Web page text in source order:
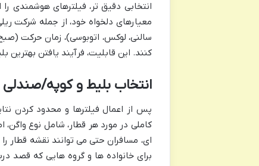
انتخابی دقیق تر، فیلترهای هوشمندی
معیارهای دلخواه خود، از جمله شرکت
سالنی، لوکس، اتوبوسی)، زمان حرکت
کنند. این قابلیت، فرآیند یافتن
انتخاب بلیط و کوپه/صندلی
پس از اعمال فیلترها و محدود کردن
کاملی در مورد هر قطار، شامل نوع
ای، مسافران حتی می توانند نقشه قطار
برای خانواده ها و گروه هایی که قصد